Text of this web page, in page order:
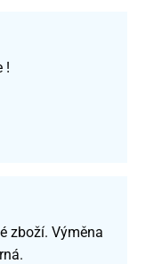
!
zboží. Výměna